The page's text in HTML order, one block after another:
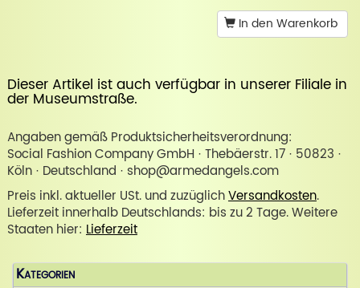
In den Warenkorb
Dieser Artikel ist auch verfügbar in unserer Filiale in
der Museumstraße.
Angaben gemäß Produktsicherheitsverordnung:
Social Fashion Company GmbH · Thebäerstr. 17 · 50823 ·
Köln · Deutschland · shop@armedangels.com
Preis inkl. aktueller USt. und zuzüglichVersandkosten.
Lieferzeit innerhalb Deutschlands: bis zu 2 Tage. Weitere
Staaten hier: Lieferzeit
Kategorien